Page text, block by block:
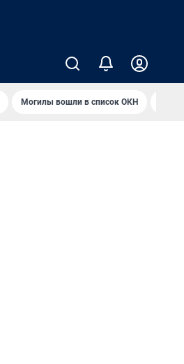
Могилы вошли в список ОКН